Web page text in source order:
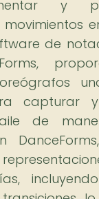
y
de
capturar
de